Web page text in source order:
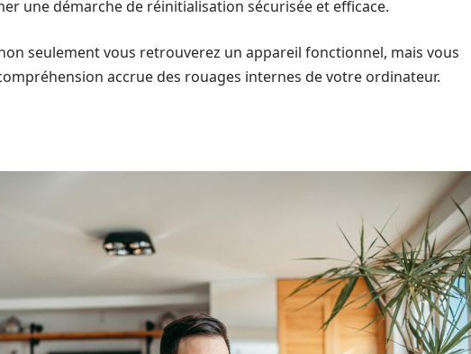
une démarche de réinitialisation sécurisée et efficace.
seulement vous retrouverez un appareil fonctionnel, mais vous
accrue des rouages internes de votre ordinateur.